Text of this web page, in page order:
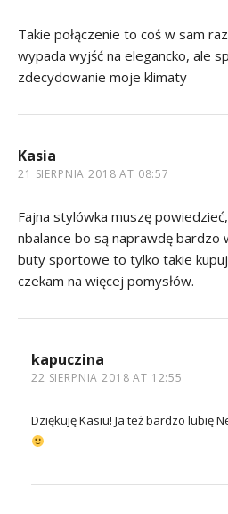
Takie połączenie to coś w sam
wypada wyjść na elegancko, ale
zdecydowanie moje klimaty
Kasia
21 SIERPNIA 2018 AT 08:57
Fajna stylówka muszę
nbalance bo są naprawdę bardzo
buty sportowe to tylko takie
czekam na więcej pomysłów.
kapuczina
22 SIERPNIA 2018 AT 12:55
Dziękuję Kasiu! Ja też bardzo lubię